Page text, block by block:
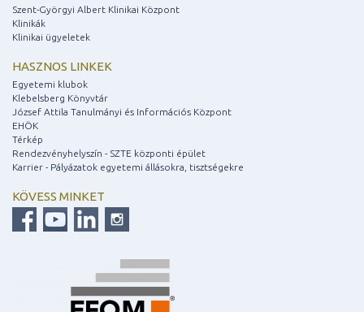
Szent-Györgyi Albert Klinikai Központ
Klinikák
Klinikai ügyeletek
HASZNOS LINKEK
Egyetemi klubok
Klebelsberg Könyvtár
József Attila Tanulmányi és Információs Központ
EHÖK
Térkép
Rendezvényhelyszín - SZTE központi épület
Karrier - Pályázatok egyetemi állásokra, tisztségekre
KÖVESS MINKET